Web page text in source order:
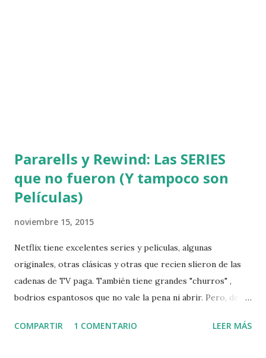
Pararells y Rewind: Las SERIES
que no fueron (Y tampoco son
Películas)
noviembre 15, 2015
Netflix tiene excelentes series y películas, algunas
originales, otras clásicas y otras que recien slieron de las
cadenas de TV paga. También tiene grandes "churros" ,
bodrios espantosos que no vale la pena ni abrir. Pero, de
desagradable, son esos pilotos fallidos, muy prometedores
COMPARTIR 1 COMENTARIO LEER MÁS